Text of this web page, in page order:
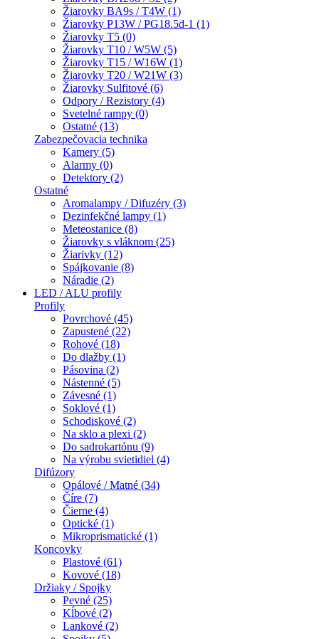
Žiarovky BA9s / T4W (1)
Žiarovky P13W / PG18.5d-1 (1)
Žiarovky T5 (0)
Žiarovky T10 / W5W (5)
Žiarovky T15 / W16W (1)
Žiarovky T20 / W21W (3)
Žiarovky Sulfitové (6)
Odpory / Rezistory (4)
Svetelné rampy (0)
Ostatné (13)
Zabezpečovacia technika
Kamery (5)
Alarmy (0)
Detektory (2)
Ostatné
Aromalampy / Difuzéry (3)
Dezinfekčné lampy (1)
Meteostanice (8)
Žiarovky s vláknom (25)
Žiarivky (12)
Spájkovanie (8)
Náradie (2)
LED / ALU profily
Profily
Povrchové (45)
Zapustené (22)
Rohové (18)
Do dlažby (1)
Pásovina (2)
Nástenné (5)
Závesné (1)
Soklové (1)
Schodiskové (2)
Na sklo a plexi (2)
Do sadrokartónu (9)
Na výrobu svietidiel (4)
Difúzory
Opálové / Matné (34)
Číre (7)
Čierne (4)
Optické (1)
Mikroprismatické (1)
Koncovky
Plastové (61)
Kovové (18)
Držiaky / Spojky
Pevné (25)
Kĺbové (2)
Lankové (2)